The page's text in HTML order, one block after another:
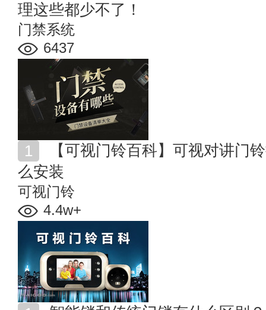
理这些都少不了！
门禁系统
6437
么安装
可视门铃
4.4w+